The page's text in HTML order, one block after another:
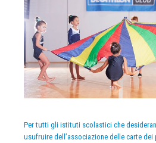
Per tutti gli istituti scolastici che
usufruire dell’associazione delle carte dei